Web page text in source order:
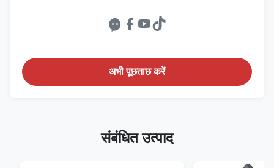
अभी पूछताछ करें
संबंधित उत्पाद